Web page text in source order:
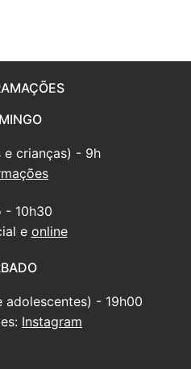
e crianças) - 9h
- 10h30
e online
adolescentes) - 19h00
Instagram